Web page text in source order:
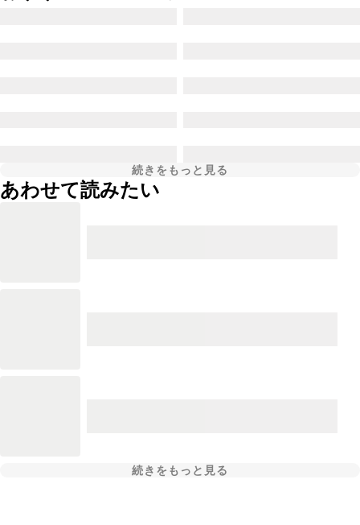
続きをもっと見る
あわせて読みたい
続きをもっと見る